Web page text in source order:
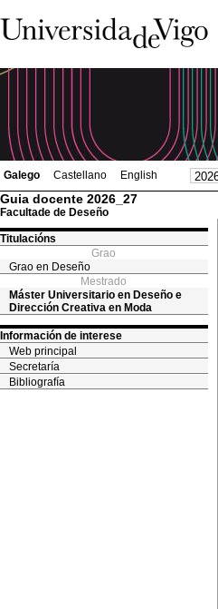
Galego Castellano English
Guia docente 2026_27
Facultade de Deseño
Titulacións
Grao
Grao en Deseño
Mestrado
Máster Universitario en Deseño e
Dirección Creativa en Moda
Información de interese
Web principal
Secretaría
Bibliografía